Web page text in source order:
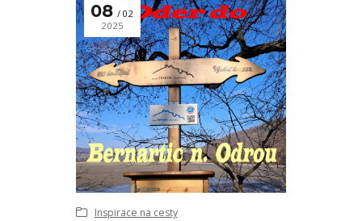
08
02
2025
Inspirace na cesty